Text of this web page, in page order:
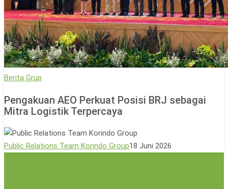
Berita Grup
Perkuat
Posisi
Mitra
Pengakuan AEO Perkuat Posisi BRJ sebagai
Mitra Logistik Terpercaya
Public Relations Team Korindo Group18 Juni 2026